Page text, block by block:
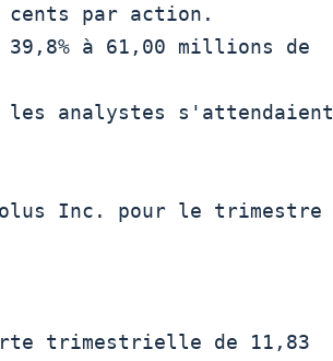
par action.
les analystes s'attendaient